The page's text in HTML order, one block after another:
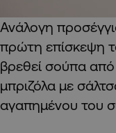
Ανάλογη
πρώτη επίσκεψη
βρεθεί σούπα
μπριζόλα με
αγαπημένου του